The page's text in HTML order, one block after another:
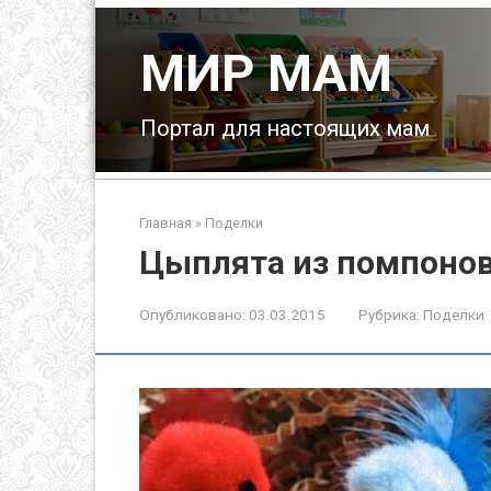
МИР МАМ
Портал для настоящих мам
Главная » Поделки
Цыплята из
Опубликовано: 03.03.2015 Рубрика: Поделки